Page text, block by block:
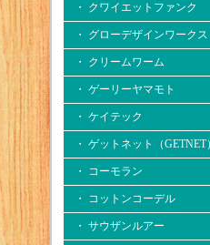
・ クワイエットファンク
・ グローデザインワークス
・ クリームワーム
・ ゲーリーヤマモト
・ ケイテック
・ ゲットネット（GETNET
・ コーモラン
・ コットンコーデル
・ サウザンルアー